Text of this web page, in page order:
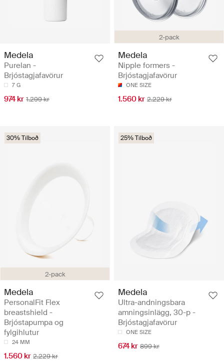
Medela
Purelan -
Brjóstagjafavörur
7 G
974 kr 1.299 kr
2-pack
Medela
Nipple formers -
Brjóstagjafavörur
ONE SIZE
1.560 kr 2.229 kr
2-pack
30% Tilboð
Medela
PersonalFit Flex
breastshield -
Brjóstapumpa og
fylgihlutur
24 MM
1.560 kr 2.229 kr
25% Tilboð
Medela
Ultra-andningsbara
amningsinlägg, 30-p -
Brjóstagjafavörur
ONE SIZE
674 kr 899 kr